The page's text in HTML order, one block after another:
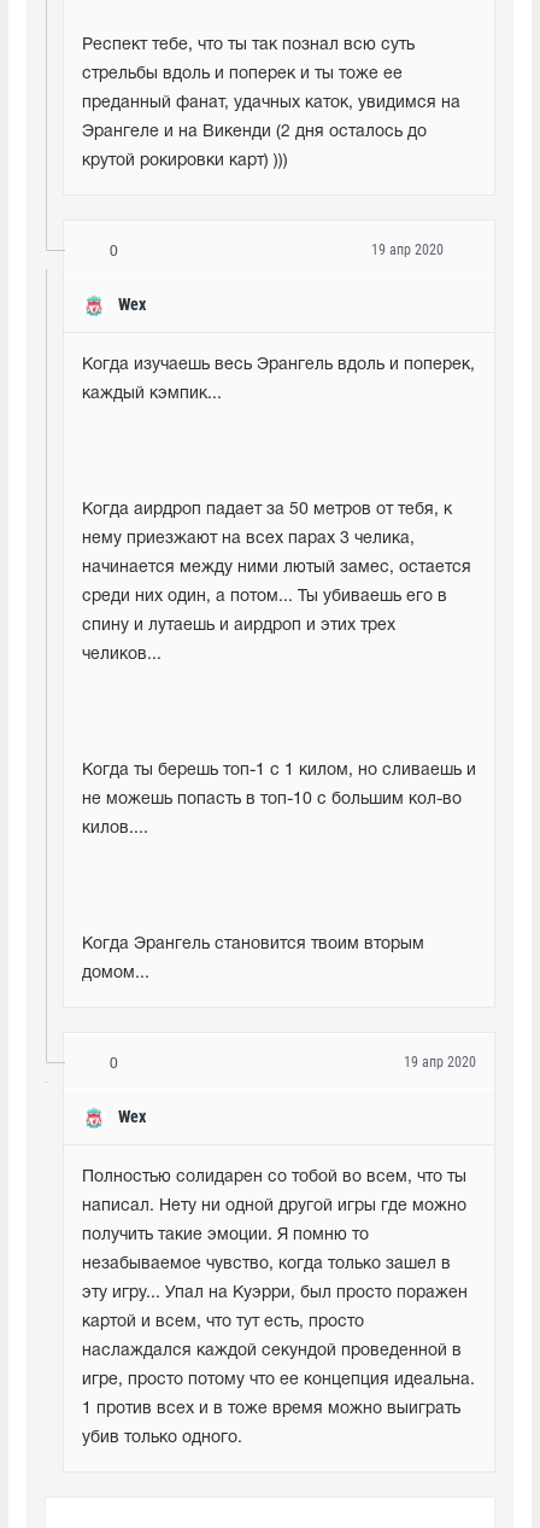
Респект тебе, что ты так познал всю суть
стрельбы вдоль и поперек и ты тоже ее
преданный фанат, удачных каток, увидимся на
Эрангеле и на Викенди (2 дня осталось до
крутой рокировки карт) )))
0
Wex
19 апр 2020
Когда изучаешь весь Эрангель вдоль и поперек,
каждый кэмпик...
Когда аирдроп падает за 50 метров от тебя, к
нему приезжают на всех парах 3 челика,
начинается между ними лютый замес, остается
среди них один, а потом... Ты убиваешь его в
спину и лутаешь и аирдроп и этих трех
челиков...
Когда ты берешь топ-1 с 1 килом, но сливаешь и
не можешь попасть в топ-10 с большим кол-во
килов....
Когда Эрангель становится твоим вторым
домом...
0
Wex
19 апр 2020
Полностью солидарен со тобой во всем, что ты
написал. Нету ни одной другой игры где можно
получить такие эмоции. Я помню то
незабываемое чувство, когда только зашел в
эту игру... Упал на Куэрри, был просто поражен
картой и всем, что тут есть, просто
наслаждался каждой секундой проведенной в
игре, просто потому что ее концепция идеальна.
1 против всех и в тоже время можно выиграть
убив только одного.